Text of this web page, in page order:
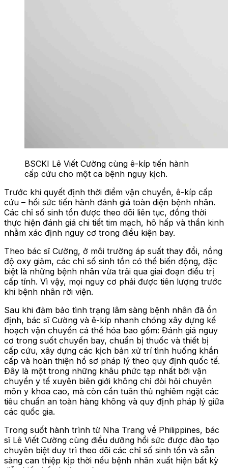
BSCKI Lê Viết Cường cùng ê-kíp tiến hành
cấp cứu cho một ca bệnh nguy kịch.
Trước khi quyết định thời điểm vận chuyển, ê-kíp cấp
cứu – hồi sức tiến hành đánh giá toàn diện bệnh nhân.
Các chỉ số sinh tồn được theo dõi liên tục, đồng thời
thực hiện đánh giá chi tiết tim mạch, hô hấp và thần kinh
nhằm xác định nguy cơ trong điều kiện bay.
Theo bác sĩ Cường, ở môi trường áp suất thay đổi, nồng
độ oxy giảm, các chỉ số sinh tồn có thể biến động, đặc
biệt là những bệnh nhân vừa trải qua giai đoạn điều trị
cấp tính. Vì vậy, mọi nguy cơ phải được tiên lượng trước
khi bệnh nhân rời viện.
Sau khi đảm bảo tình trạng lâm sàng bệnh nhân đã ổn
định, bác sĩ Cường và ê-kíp nhanh chóng xây dựng kế
hoạch vận chuyển cá thể hóa bao gồm: Đánh giá nguy
cơ trong suốt chuyến bay, chuẩn bị thuốc và thiết bị
cấp cứu, xây dựng các kịch bản xử trí tình huống khẩn
cấp và hoàn thiện hồ sơ pháp lý theo quy định quốc tế.
Đây là một trong những khâu phức tạp nhất bởi vận
chuyển y tế xuyên biên giới không chỉ đòi hỏi chuyên
môn y khoa cao, mà còn cần tuân thủ nghiêm ngặt các
tiêu chuẩn an toàn hàng không và quy định pháp lý giữa
các quốc gia.
Trong suốt hành trình từ Nha Trang về Philippines, bác
sĩ Lê Viết Cường cùng điều dưỡng hồi sức được đào tạo
chuyên biệt duy trì theo dõi các chỉ số sinh tồn và sẵn
sàng can thiệp kịp thời nếu bệnh nhân xuất hiện bất kỳ